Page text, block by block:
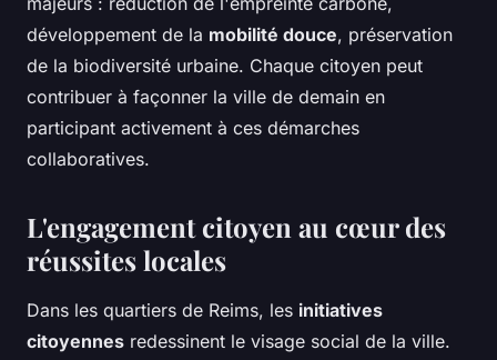
développement de la mobilité douce, préservation
de la biodiversité urbaine. Chaque citoyen peut
contribuer à façonner la ville de demain en
participant activement à ces démarches
collaboratives.
L'engagement citoyen au cœur des
réussites locales
Dans les quartiers de Reims, les initiatives
citoyennes redessinent le visage social de la ville.